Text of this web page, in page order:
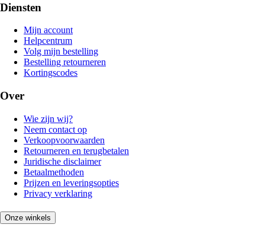
Diensten
Mijn account
Helpcentrum
Volg mijn bestelling
Bestelling retourneren
Kortingscodes
Over
Wie zijn wij?
Neem contact op
Verkoopvoorwaarden
Retourneren en terugbetalen
Juridische disclaimer
Betaalmethoden
Prijzen en leveringsopties
Privacy verklaring
Onze winkels